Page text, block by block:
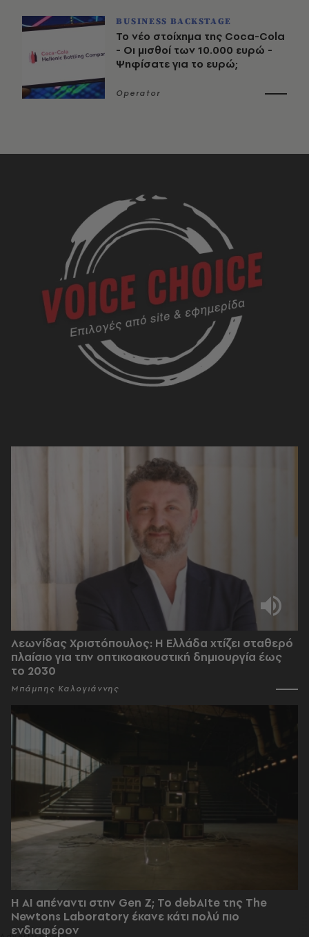
BUSINESS BACKSTAGE
Το νέο στοίχημα της Coca-Cola
- Οι μισθοί των 10.000 ευρώ -
Ψηφίσατε για το ευρώ;
Operator
Λεωνίδας Χριστόπουλος: Η Ελλάδα χτίζει σταθερό
πλαίσιο για την οπτικοακουστική δημιουργία έως
το 2030
Μπάμπης Καλογιάννης
Η AI απέναντι στην Gen Z; Το debAIte της The
Newtons Laboratory έκανε κάτι πολύ πιο
ενδιαφέρον